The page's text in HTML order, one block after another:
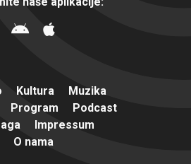
Kultura
Muzika
Program
Podcast
Impressum
O nama